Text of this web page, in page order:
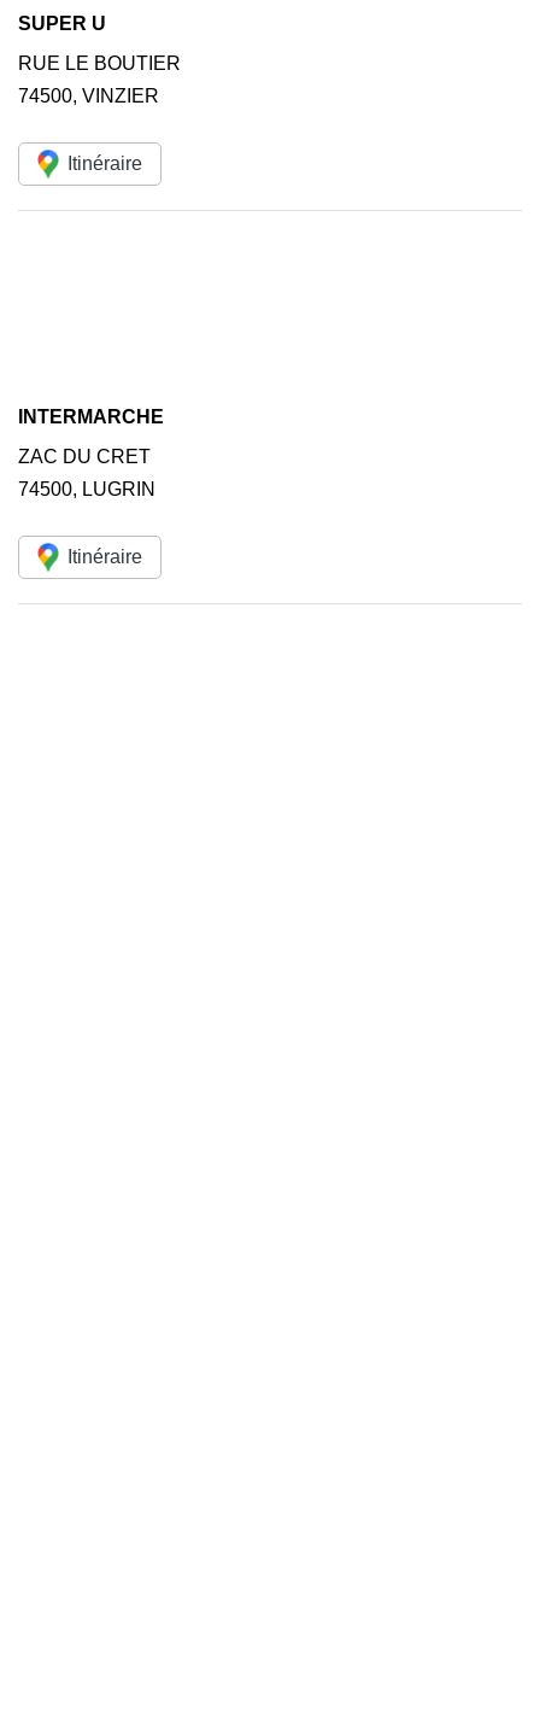
SUPER U
RUE LE BOUTIER
74500, VINZIER
Itinéraire
INTERMARCHE
ZAC DU CRET
74500, LUGRIN
Itinéraire